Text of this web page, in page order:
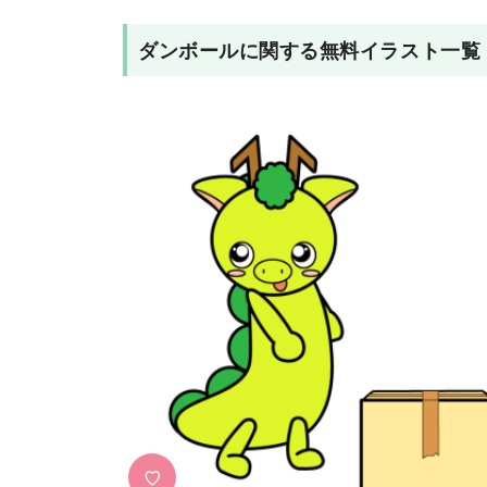
ダンボールに関する無料イラスト一覧
♡